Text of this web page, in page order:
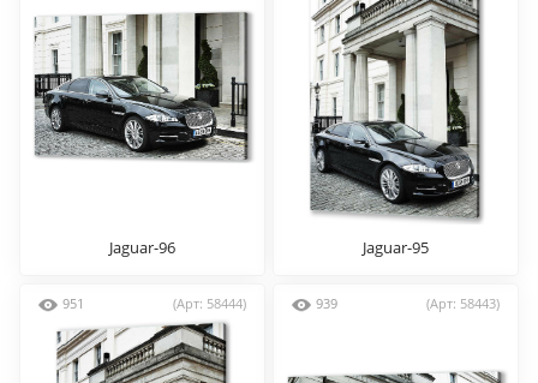
Jaguar-96 Jaguar-95
951 (Арт: 58444) 939 (Арт: 58443)